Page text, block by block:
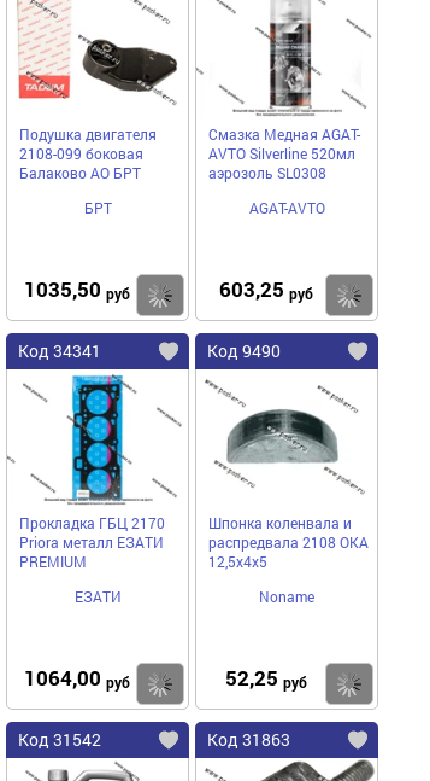
Подушка двигателя
2108-099 боковая
Балаково АО БРТ
БРТ
1035,50 руб Купить
Смазка Медная AGAT-
AVTO Silverline 520мл
аэрозоль SL0308
AGAT-AVTO
603,25 руб
Код 34341
Прокладка ГБЦ 2170
Priora металл ЕЗАТИ
PREMIUM
ЕЗАТИ
1064,00 руб Купить
Код 9490
Шпонка коленвала и
распредвала 2108 ОКА
12,5х4х5
Noname
52,25 руб
Код 31542 Код 31863